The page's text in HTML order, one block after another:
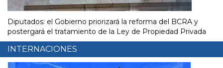
Diputados: el Gobierno priorizará la reforma del BCRA y
postergará el tratamiento de la Ley de Propiedad Privada
INTERNACIONES